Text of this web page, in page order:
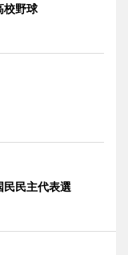
野球
民主代表選